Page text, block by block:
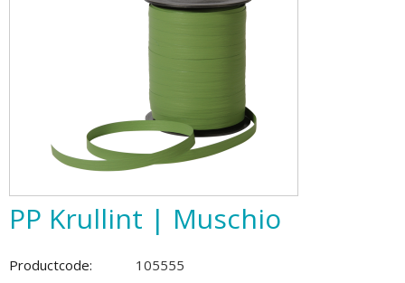
PP Krullint | Muschio
Productcode:
105555